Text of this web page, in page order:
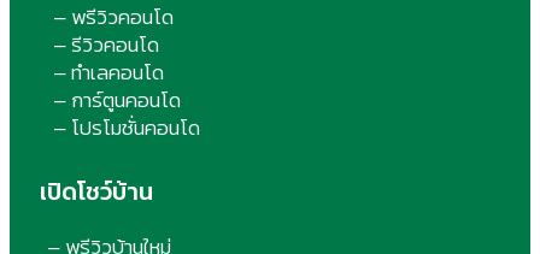
– พรีวิวคอนโด
– รีวิวคอนโด
– ทำเลคอนโด
– การ์ตูนคอนโด
– โปรโมชั่นคอนโด
เปิดโชว์บ้าน
– พรีวิวบ้านใหม่